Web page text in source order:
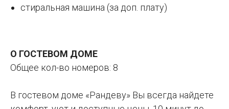
стиральная машина (за доп. плату)
О ГОСТЕВОМ ДОМЕ
Общее кол-во номеров: 8
В гостевом доме «Рандеву» Вы всегда найдете